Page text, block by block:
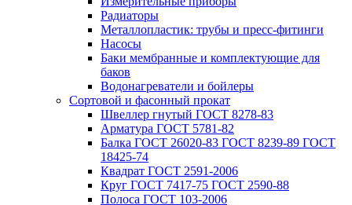
Радиаторы
Металлопластик: трубы и пресс-фитинги
Насосы
Баки мембранные и комплектующие для
баков
Водонагреватели и бойлеры
Сортовой и фасонный прокат
Швеллер гнутый ГОСТ 8278-83
Арматура ГОСТ 5781-82
Балка ГОСТ 26020-83 ГОСТ 8239-89 ГОСТ
18425-74
Квадрат ГОСТ 2591-2006
Круг ГОСТ 7417-75 ГОСТ 2590-88
Полоса ГОСТ 103-2006